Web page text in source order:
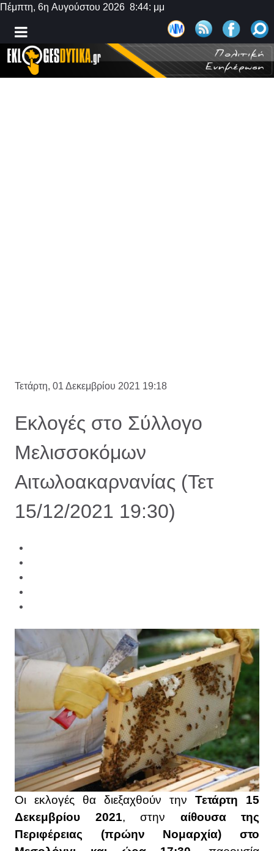
Πέμπτη, 6η Αυγούστου 2026 8:44: μμ
Τετάρτη, 01 Δεκεμβρίου 2021 19:18
Εκλογές στο Σύλλογο
Μελισσοκόμων
Αιτωλοακαρνανίας (Τετ
15/12/2021 19:30)
Οι εκλογές θα διεξαχθούν την Τετάρτη 15
Δεκεμβρίου 2021, στην αίθουσα της
Περιφέρειας (πρώην Νομαρχία) στο